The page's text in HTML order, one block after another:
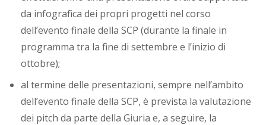
da infografica dei propri progetti nel corso
dell’evento finale della SCP (durante la finale in
programma tra la fine di settembre e l’inizio di
ottobre);
al termine delle presentazioni, sempre nell’ambito
dell’evento finale della SCP, è prevista la valutazione
dei pitch da parte della Giuria e, a seguire, la